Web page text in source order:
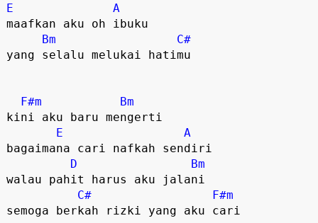
E
A
maafkan aku oh ibuku
Bm
C#
yang selalu melukai hatimu
F#m
Bm
kini aku baru mengerti
E
A
bagaimana cari nafkah sendiri
D
Bm
walau pahit harus aku jalani
C#
F#m
semoga berkah rizki yang aku cari